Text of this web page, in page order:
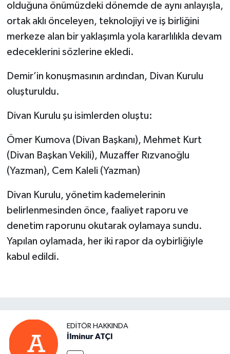
olduğuna önümüzdeki dönemde de aynı anlayışla,
ortak aklı önceleyen, teknolojiyi ve iş birliğini
merkeze alan bir yaklaşımla yola kararlılıkla devam
edeceklerini sözlerine ekledi.
Demir’in konuşmasının ardından, Divan Kurulu
oluşturuldu.
Divan Kurulu şu isimlerden oluştu:
Ömer Kumova (Divan Başkanı), Mehmet Kurt
(Divan Başkan Vekili), Muzaffer Rızvanoğlu
(Yazman), Cem Kaleli (Yazman)
Divan Kurulu, yönetim kademelerinin
belirlenmesinden önce, faaliyet raporu ve
denetim raporunu okutarak oylamaya sundu.
Yapılan oylamada, her iki rapor da oybirliğiyle
kabul edildi.
EDITÖR HAKKINDA
İlminur ATÇI